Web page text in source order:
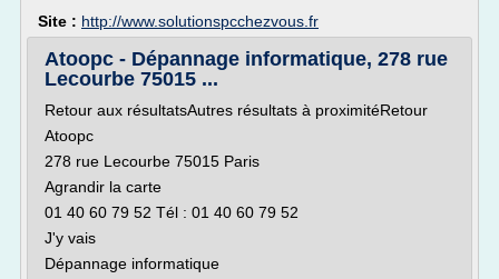
Site : http://www.solutionspcchezvous.fr
Atoopc - Dépannage informatique, 278 rue
Lecourbe 75015 ...
Retour aux résultatsAutres résultats à proximitéRetour
Atoopc
278 rue Lecourbe 75015 Paris
Agrandir la carte
01 40 60 79 52 Tél : 01 40 60 79 52
J'y vais
Dépannage informatique